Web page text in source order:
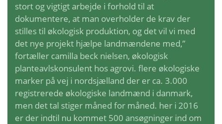
stort og vigtigt arbejde i forhold til at
dokumentere, at man overholder de krav der
stilles til økologisk produktion, og det vil vi med
det nye projekt hjælpe landmændene med,”
fortæller camilla beck nielsen, økologisk
planteavlskonsulent hos agrovi. flere økologiske
marker på vej i nordsjælland der er ca. 3.000
registrerede økologiske landmænd i danmark,
men det tal stiger måned for måned. her i 2016
er der indtil nu kommet 500 ansøgninger ind om